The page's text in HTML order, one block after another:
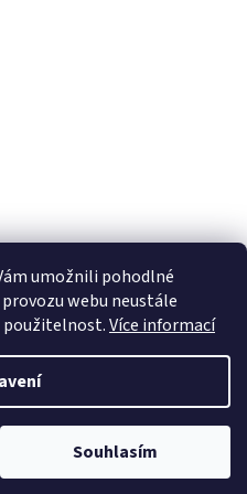
umožnili pohodlné
webu neustále
použitelnost.Více informací
Souhlasím
Shoptet
. Všechna práva vyhrazena.